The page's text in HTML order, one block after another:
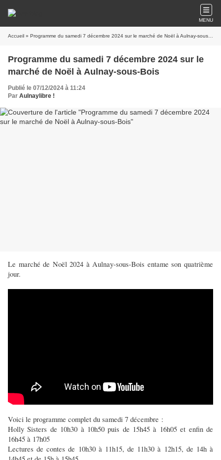
MENU
Accueil » Programme du samedi 7 décembre 2024 sur le marché de Noël à Aulnay-sous-Bois
Programme du samedi 7 décembre 2024 sur le
marché de Noël à Aulnay-sous-Bois
Publié le 07/12/2024 à 11:24
Par Aulnaylibre !
Le marché de Noël 2024 à Aulnay-sous-Bois entame son quatrième
jour.
Voici le programme complet du samedi 7 décembre :
Holly Sisters de 10h30 à 10h50 puis de 15h45 à 16h05 et enfin de
16h45 à 17h05
Lectures de contes de 10h30 à 11h15, de 11h30 à 12h15, de 14h à